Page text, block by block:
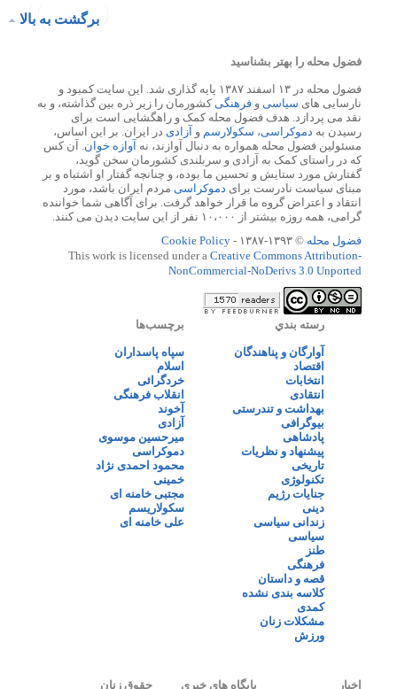
برگشت به بالا
فضول محله را بهتر بشناسید
فضول محله در ۱۳ اسفند ۱۳۸۷ پایه گذاری شد. این سایت کمبود و
نارسایی های سیاسی و فرهنگیکشورمان را زیر ذره بین گذاشته، و به
نقد می پردازد. هدف فضول محله کمک و راهگشایی است برای
رسیدن به دموکراسی، سکولارسم و آزادی در ایران. بر این اساس،
مسئولین فضول محله همواره به دنبال آوازند، نه آوازه خوان. آن کس
که در راستای کمک به آزادی و سربلندی کشورمان سخن گوید،
گفتارش مورد ستایش و تحسین ما بوده، و چنانچه گفتار او اشتباه و بر
مبنای سیاست نادرست برای دموکراسی مردم ایران باشد، مورد
انتقاد و اعتراض گروه ما قرار خواهد گرفت. برای آگاهی شما خواننده
گرامی، همه روزه بیشتر از ۱۰،۰۰۰ نفر از این سایت دیدن می کنند.
فضول محله © ۱۳۹۳-۱۳۸۷ -
Cookie Policy
This work is licensed under a Creative Commons Attribution-
NonCommercial-NoDerivs 3.0 Unported
رسته بندي
آوارگان و پناهندگان
اقتصاد
انتخابات
انتقادی
بهداشت و تندرستی
بیوگرافی
پادشاهی
پیشنهاد و نظریات
تاریخی
تکنولوژی
جنایات رژیم
دینی
زندانی سیاسی
سیاسی
طنز
فرهنگی
قصه و داستان
کلاسه بندی نشده
کمدی
مشکلات زنان
ورزش
برچسب‌ها
سپاه پاسداران
اسلام
خردگرائی
انقلاب فرهنگی
آخوند
آزادی
میرحسین موسوی
دموکراسی
محمود احمدی نژاد
خمینی
مجتبی خامنه ای
سکولاریسم
علی خامنه ای
اخبار پایگاه های خبری حقوق زنان